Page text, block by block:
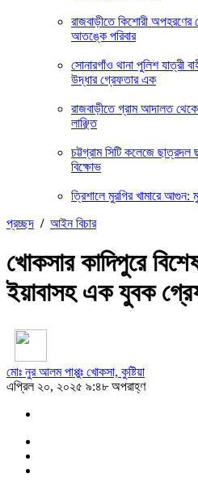
রাজবাড়ীতে কিশোরী অপহরণের
আতঙ্কে পরিবার
সোনারগাঁও থানা পুলিশ যাত্রী
উদ্ধার গ্রেফতার এক
রাজবাড়ীতে গ্রাম আদালত
লাঞ্ছিত
চট্টগ্রাম সিটি কলেজে ছাত্রদল
বিক্ষোভ
ত্রিশালে মুরগির খামারে
প্রচ্ছদ / আইন বিচার
খোকসার কাদিপুরে
ইয়াবাসহ এক যুবক
মোঃ নুর আলম পাপ্পুঃ খোকসা, কুষ্টিয়া
এপ্রিল ২০, ২০২৫ ৯:৪৮ অপরাহ্ণ